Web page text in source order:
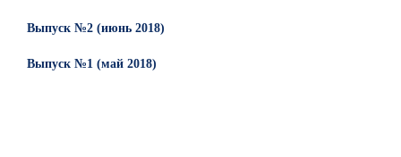
Выпуск №2 (июнь 2018)
Выпуск №1 (май 2018)